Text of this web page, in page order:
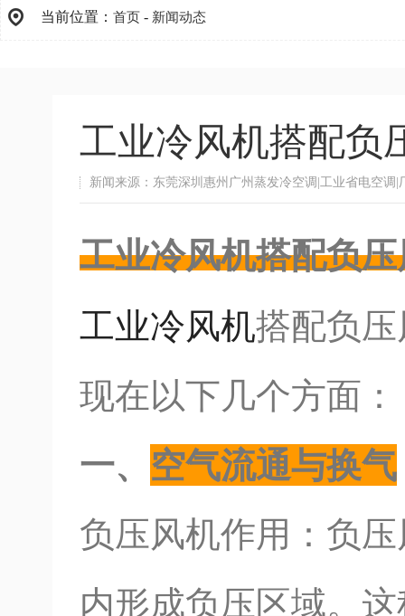
当前位置： 首页 - 新闻动态
工业冷风机搭配负
新闻来源：东莞深圳惠州广州蒸发冷空调|工业省电空
工业冷风机搭配负
工业冷风机搭配负
现在以下几个方面：
一、 空气流通与换气
负压风机作用：负
内形成负压区域。